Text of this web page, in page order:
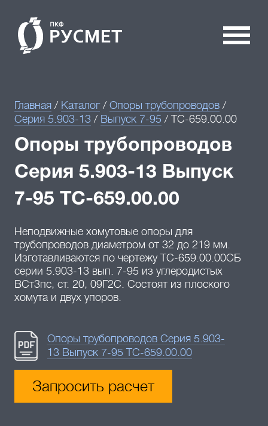
Главная / Каталог / Опоры трубопроводов /
Серия 5.903-13 / Выпуск 7-95 / ТС-659.00.00
Опоры трубопроводов
Серия 5.903-13 Выпуск
7-95 ТС-659.00.00
Неподвижные хомутовые опоры для
трубопроводов диаметром от 32 до 219 мм.
Изготавливаются по чертежу ТС-659.00.00СБ
серии 5.903-13 вып. 7-95 из углеродистых
ВСт3пс, ст. 20, 09Г2С. Состоят из плоского
хомута и двух упоров.
Опоры трубопроводов Серия 5.903-
13 Выпуск 7-95 ТС-659.00.00
Запросить расчет